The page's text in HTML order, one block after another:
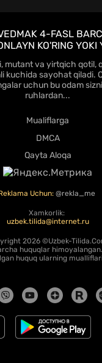
4-FASL
KO'RING YOKI
mutant va yirtqich qotil,
kuchida sayohat qiladi.
uchun bu odam
ruhlardan...
Mualiflarga
DMCA
Qayta Aloqa
Uchun: @rekla_me
Xamkorlik:
uzbek.tilida@internet.ru
2026 ©Uzbek-
huquqlar himoyalangan.
huquq ularning